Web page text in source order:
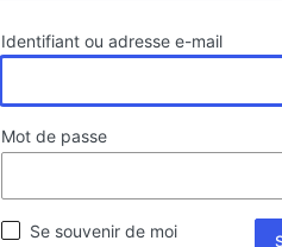
Identifiant ou adresse e-mail
Mot de passe
Se souvenir de moi